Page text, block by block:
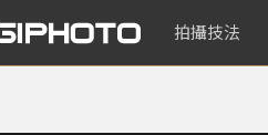
拍攝技法